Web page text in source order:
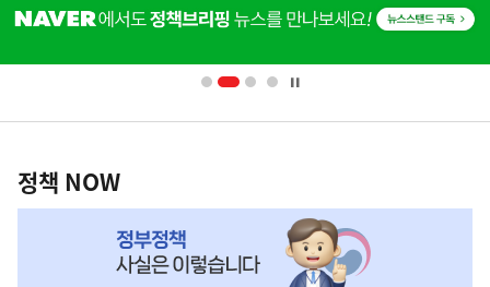
단
배
영
책
NOW,
정책 NOW